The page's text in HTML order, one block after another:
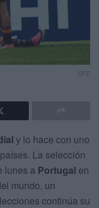
EFE
y lo hace con uno
La selección
lunes a Portugal en
mundo, un
continúa su